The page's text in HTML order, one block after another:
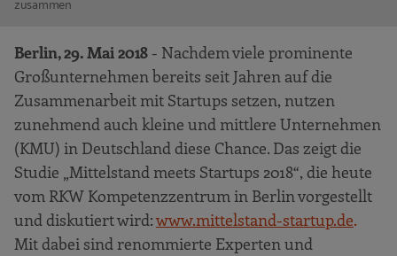
Berlin, 29. Mai 2018 - Nachdem viele prominente
Großunternehmen bereits seit Jahren auf die
Zusammenarbeit mit Startups setzen, nutzen
zunehmend auch kleine und mittlere Unternehmen
(KMU) in Deutschland diese Chance. Das zeigt die
Studie „Mittelstand meets Startups 2018“, die heute
vom RKW Kompetenzzentrum in Berlin vorgestellt
und diskutiert wird:www.mittelstand-startup.de.
Mit dabei sind renommierte Experten und